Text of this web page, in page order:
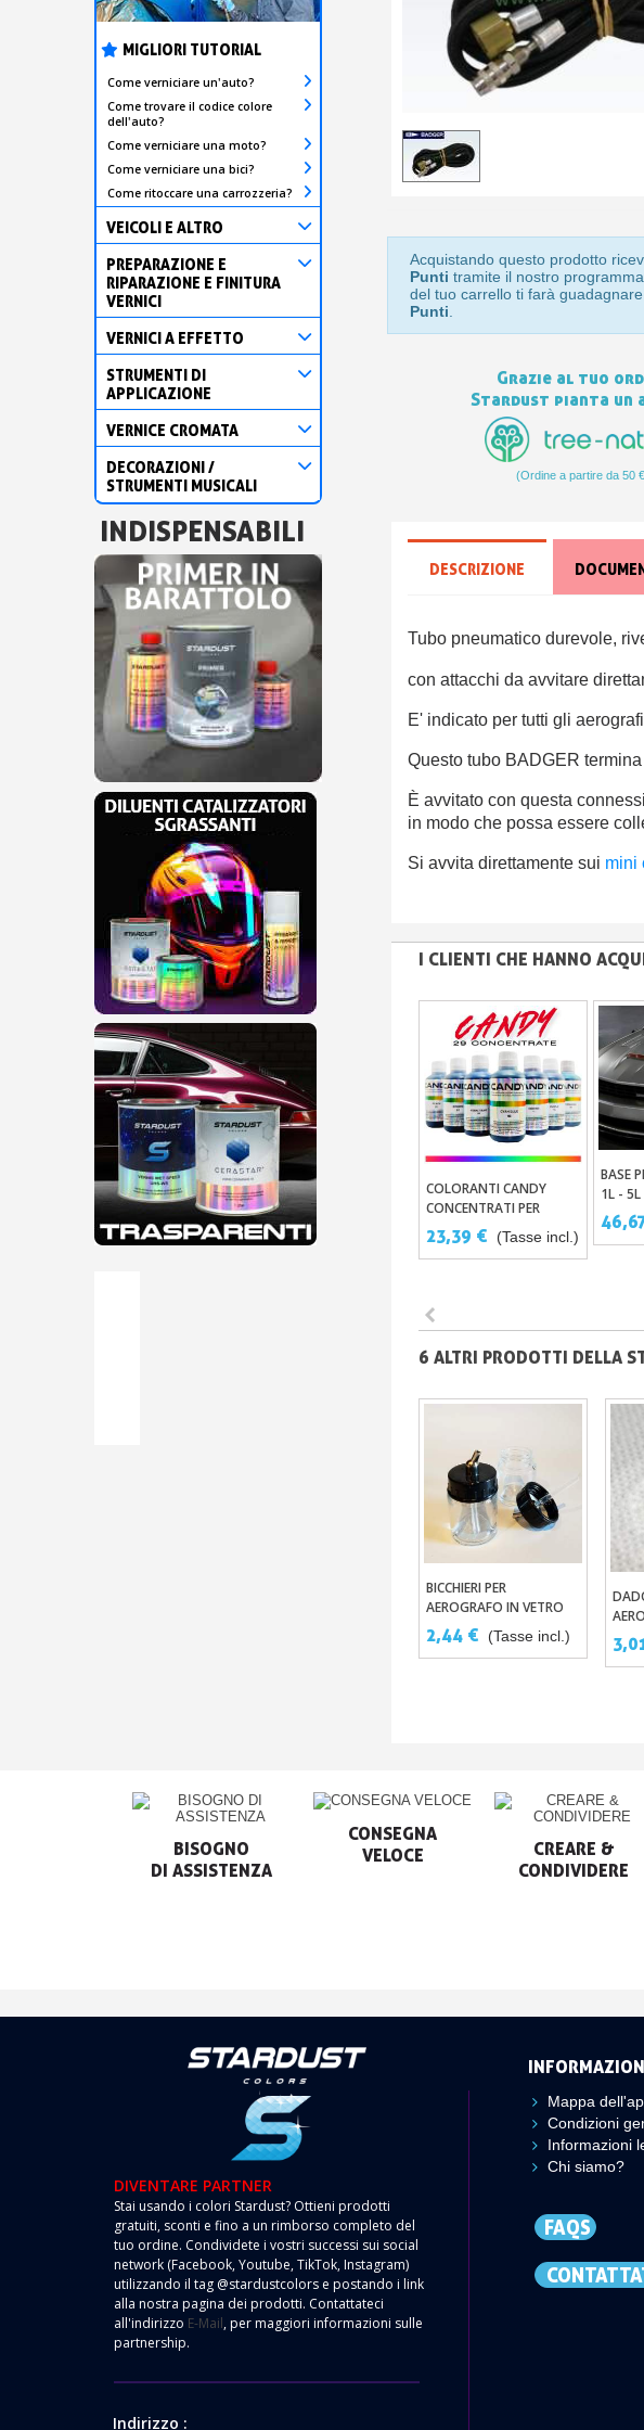
MIGLIORI TUTORIAL
Come verniciare un'auto?
Come trovare il codice colore
dell'auto?
Come verniciare una moto?
Come verniciare una bici?
Come ritoccare una carrozzeria?
VEICOLI E ALTRO
PREPARAZIONE E
RIPARAZIONE E FINITURA
VERNICI
VERNICI A EFFETTO
STRUMENTI DI
APPLICAZIONE
VERNICE CROMATA
DECORAZIONI /
STRUMENTI MUSICALI
INDISPENSABILI
Acquistando questo prodotto
Punti tramite il nostro
del tuo carrello ti farà guadagnare
Punti.
Grazie al tuo
Stardust pianta un
(Ordine a partire da 50
DESCRIZIONE
Tubo pneumatico durevole,
con attacchi da avvitare
E' indicato per tutti gli
Questo tubo BADGER
È avvitato con questa
in modo che possa essere
Si avvita direttamente sui mini
I CLIENTI CHE HANNO
Aggiungi Al Carrello
COLORANTI CANDY
CONCENTRATI PER
VERNICE Y TRASPARENTE
23,39 € (Tasse incl.)
BASE
1L - 5L
6 ALTRI PRODOTTI DELLA
Aggiungi Al Carrello
BICCHIERI PER
AEROGRAFO IN VETRO
22ML
2,44 € (Tasse incl.)
BISOGNO
CONSEGNA
VELOCE
CREARE &
CONDIVIDERE
DIVENTARE PARTNER
Stai usando i colori Stardust? Ottieni prodotti
gratuiti, sconti e fino a un rimborso completo del
tuo ordine. Condividete i vostri successi sui social
network (Facebook, Youtube, TikTok, Instagram)
utilizzando il tag @stardustcolors e postando i link
alla nostra pagina dei prodotti. Contattateci
all'indirizzo E-Mail, per maggiori informazioni sulle
partnership.
Indirizzo :
Mappa
Condizioni
Informazioni
Chi siamo?
FAQS